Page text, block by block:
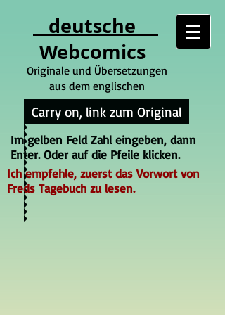
deutsche
Webcomics
Originale und Übersetzungen
aus dem englischen
Carry on, link zum Original
Im gelben Feld Zahl eingeben, dann
Enter. Oder auf die Pfeile klicken.
Ich empfehle, zuerst das Vorwort von
Freds Tagebuch zu lesen.